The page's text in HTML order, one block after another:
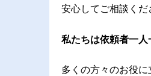
安心してご相談くだ
私たちは依頼者一人
多くの方々のお役に